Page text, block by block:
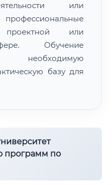
увеличения и просмотраили
или
Обучение
необходимую
базу для
программ по